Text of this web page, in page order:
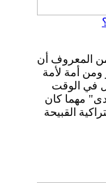
المعروف أن
أمة لأمة
في الوقت
مهما كان
القبيحة